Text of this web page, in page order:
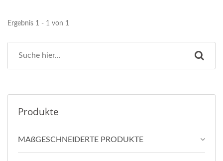
Ergebnis 1 - 1 von 1
Produkte
MAßGESCHNEIDERTE PRODUKTE